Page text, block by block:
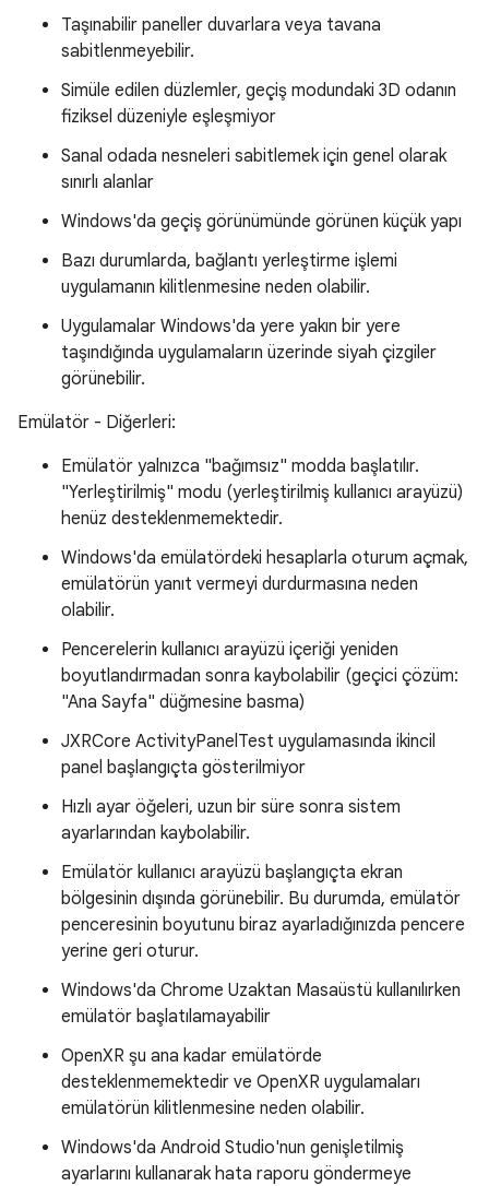
Taşınabilir paneller duvarlara veya tavana
sabitlenmeyebilir.
Simüle edilen düzlemler, geçiş modundaki 3D odanın
fiziksel düzeniyle eşleşmiyor
Sanal odada nesneleri sabitlemek için genel olarak
sınırlı alanlar
Windows'da geçiş görünümünde görünen küçük yapı
Bazı durumlarda, bağlantı yerleştirme işlemi
uygulamanın kilitlenmesine neden olabilir.
Uygulamalar Windows'da yere yakın bir yere
taşındığında uygulamaların üzerinde siyah çizgiler
görünebilir.
Emülatör - Diğerleri:
Emülatör yalnızca "bağımsız" modda başlatılır.
"Yerleştirilmiş" modu (yerleştirilmiş kullanıcı arayüzü)
henüz desteklenmemektedir.
Windows'da emülatördeki hesaplarla oturum açmak,
emülatörün yanıt vermeyi durdurmasına neden
olabilir.
Pencerelerin kullanıcı arayüzü içeriği yeniden
boyutlandırmadan sonra kaybolabilir (geçici çözüm:
"Ana Sayfa" düğmesine basma)
JXRCore ActivityPanelTest uygulamasında ikincil
panel başlangıçta gösterilmiyor
Hızlı ayar öğeleri, uzun bir süre sonra sistem
ayarlarından kaybolabilir.
Emülatör kullanıcı arayüzü başlangıçta ekran
bölgesinin dışında görünebilir. Bu durumda, emülatör
penceresinin boyutunu biraz ayarladığınızda pencere
yerine geri oturur.
Windows'da Chrome Uzaktan Masaüstü kullanılırken
emülatör başlatılamayabilir
OpenXR şu ana kadar emülatörde
desteklenmemektedir ve OpenXR uygulamaları
emülatörün kilitlenmesine neden olabilir.
Windows'da Android Studio'nun genişletilmiş
ayarlarını kullanarak hata raporu göndermeye